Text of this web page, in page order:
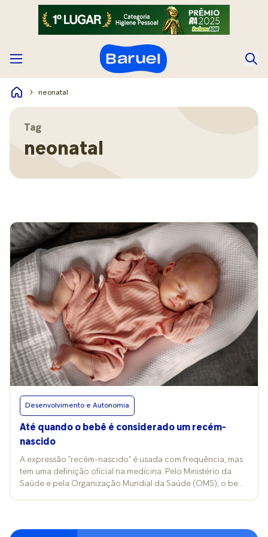
neonatal
Tag
neonatal
Desenvolvimento e Autonomia
Até quando o bebê é considerado um recém-
nascido
A expressão “recém-nascido” é usada com frequência, mas
tem uma definição oficial na medicina. Pelo Ministério da
Saúde e pela Organização Mundial da Saúde (OMS), o bebê
cofundadora do aplicativo Mini Löwe, explica que a etapa